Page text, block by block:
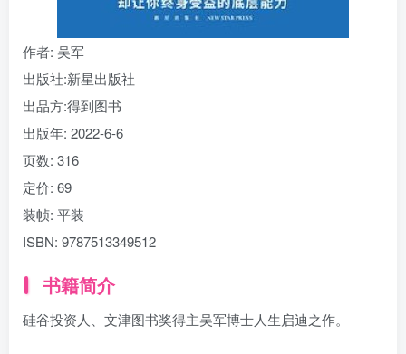
作者: 吴军
出版社:新星出版社
出品方:得到图书
出版年: 2022-6-6
页数: 316
定价: 69
装帧: 平装
ISBN: 9787513349512
书籍简介
硅谷投资人、文津图书奖得主吴军博士人生启迪之作。